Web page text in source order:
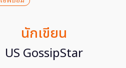
นักเขียน
US GossipStar